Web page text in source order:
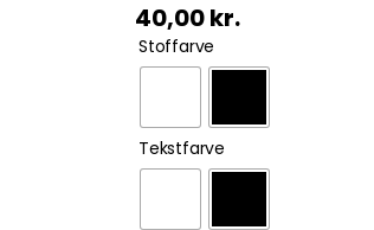
40,00kr.
Stoffarve
Tekstfarve